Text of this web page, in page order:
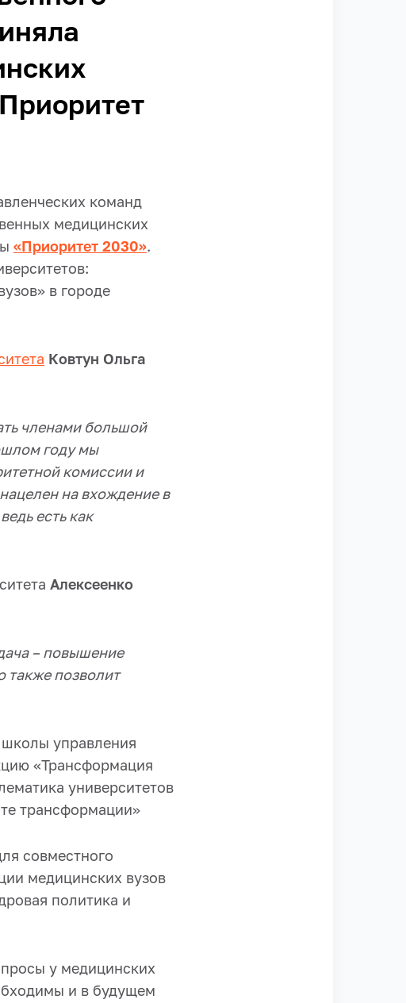
команд
медицинских
«Приоритет 2030».
в городе
Ковтун Ольга
членами большой
году мы
комиссии и
на вхождение в
есть как
Алексеенко
– повышение
также позволит
управления
«Трансформация
университетов
трансформации»
совместного
медицинских вузов
политика и
у медицинских
и в будущем